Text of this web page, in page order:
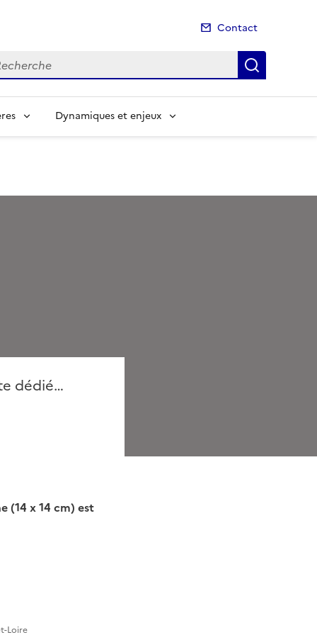
Contact
Dynamiques et enjeux
dédié…
(14 x 14 cm) est
Loire